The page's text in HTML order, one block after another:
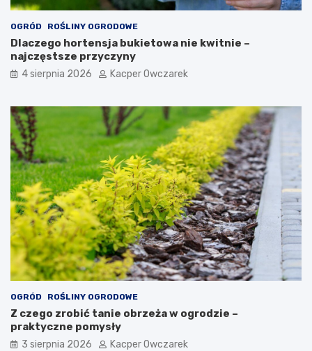
OGRÓD ROŚLINY OGRODOWE
Dlaczego hortensja bukietowa nie kwitnie –
najczęstsze przyczyny
4 sierpnia 2026 Kacper Owczarek
OGRÓD ROŚLINY OGRODOWE
Z czego zrobić tanie obrzeża w ogrodzie –
praktyczne pomysły
3 sierpnia 2026 Kacper Owczarek